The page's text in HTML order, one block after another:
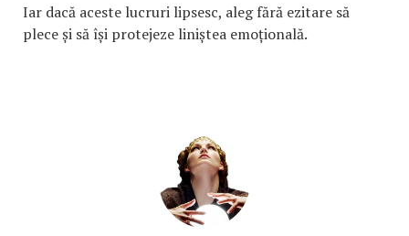
Iar dacă aceste lucruri lipsesc, aleg fără ezitare să
plece și să își protejeze liniștea emoțională.